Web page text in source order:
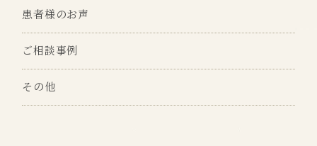
患者様のお声
ご相談事例
その他